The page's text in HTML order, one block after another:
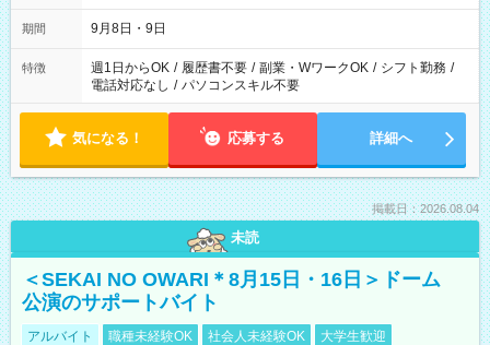
時間は変更となる可能性があります
期間 9月8日・9日
特徴 週1日からOK / 履歴書不要 / 副業・WワークOK / シフト勤務 /
電話対応なし / パソコンスキル不要
気になる！ 応募する 詳細へ
掲載日：2026.08.04
未読
＜SEKAI NO OWARI＊8月15日・16日＞ドーム
公演のサポートバイト
アルバイト 職種未経験OK 社会人未経験OK
大学生歓迎